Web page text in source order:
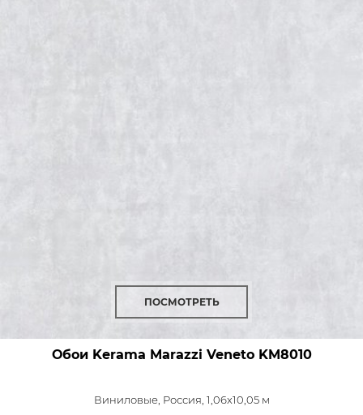
ПОСМОТРЕТЬ
Обои Kerama Marazzi VenetoKM8010
Виниловые, Россия, 1,06x10,05 м